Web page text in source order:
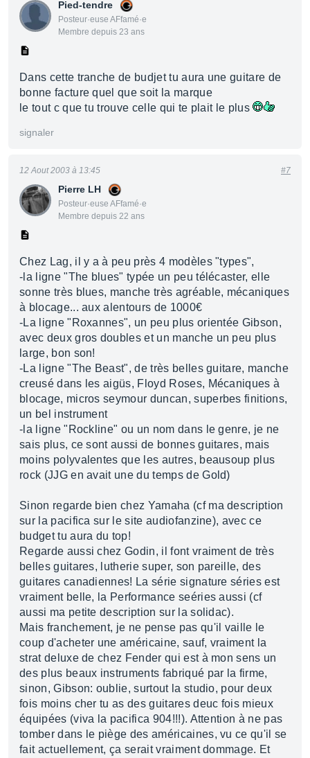
Pied-tendre
Posteur·euse AFfamé·e
Membre depuis 23 ans
Dans cette tranche de budjet tu aura une guitare de
bonne facture quel que soit la marque
le tout c que tu trouve celle qui te plait le plus
signaler
Pierre LH
Posteur·euse AFfamé·e
Membre depuis 22 ans
12 Aout 2003 à 13:45 #7
Chez Lag, il y a à peu près 4 modèles "types",
-la ligne "The blues" typée un peu télécaster, elle
sonne très blues, manche très agréable, mécaniques
à blocage... aux alentours de 1000€
-La ligne "Roxannes", un peu plus orientée Gibson,
avec deux gros doubles et un manche un peu plus
large, bon son!
-La ligne "The Beast", de très belles guitare, manche
creusé dans les aigüs, Floyd Roses, Mécaniques à
blocage, micros seymour duncan, superbes finitions,
un bel instrument
-la ligne "Rockline" ou un nom dans le genre, je ne
sais plus, ce sont aussi de bonnes guitares, mais
moins polyvalentes que les autres, beausoup plus
rock (JJG en avait une du temps de Gold)
Sinon regarde bien chez Yamaha (cf ma description
sur la pacifica sur le site audiofanzine), avec ce
budget tu aura du top!
Regarde aussi chez Godin, il font vraiment de très
belles guitares, lutherie super, son pareille, des
guitares canadiennes! La série signature séries est
vraiment belle, la Performance seéries aussi (cf
aussi ma petite description sur la solidac).
Mais franchement, je ne pense pas qu'il vaille le
coup d'acheter une américaine, sauf, vraiment la
strat deluxe de chez Fender qui est à mon sens un
des plus beaux instruments fabriqué par la firme,
sinon, Gibson: oublie, surtout la studio, pour deux
fois moins cher tu as des guitares deuc fois mieux
équipées (viva la pacifica 904!!!). Attention à ne pas
tomber dans le piège des américaines, vu ce qu'il se
fait actuellement, ça serait vraiment dommage. Et